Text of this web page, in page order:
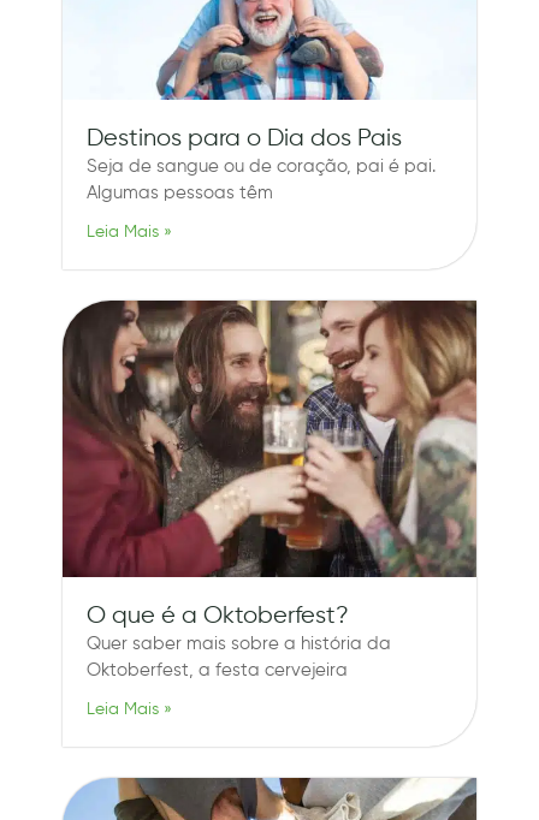
Destinos para o Dia dos Pais
Seja de sangue ou de coração, pai é pai.
Algumas pessoas têm
Leia Mais »
O que é a Oktoberfest?
Quer saber mais sobre a história da
Oktoberfest, a festa cervejeira
Leia Mais »